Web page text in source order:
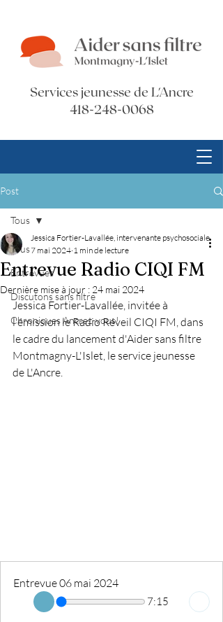
Services jeunesse de L'Ancre
418-248-0068
Post
Tous
Entrevues
Discutons sans filtre
Chroniques Ancrez-vous!
Tous
Entrevue Radio CIQI FM
Jessica Fortier-Lavallée, intervenante psychosociale
7 mai 2024 1 min de lecture
Dernière mise à jour : 24 mai 2024
Jessica Fortier-Lavallée, invitée à
l'émission le Radio Réveil CIQI FM, dans
le cadre du lancement d'Aider sans filtre
Montmagny-L'Islet, le service jeunesse
de L'Ancre.
Entrevue 06 mai 2024
7:15